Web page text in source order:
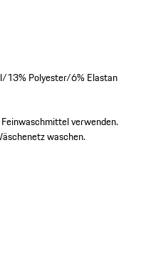
13% Polyester/6% Elastan
verwenden.
waschen.